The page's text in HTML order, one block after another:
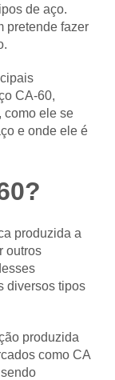
de aço.
pretende fazer
CA-60,
como ele se
e onde ele é
produzida a
outros
diversos tipos
produzida
como CA